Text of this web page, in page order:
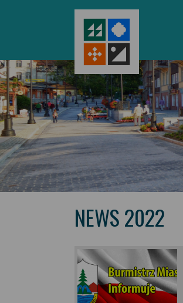
NEWS 2022